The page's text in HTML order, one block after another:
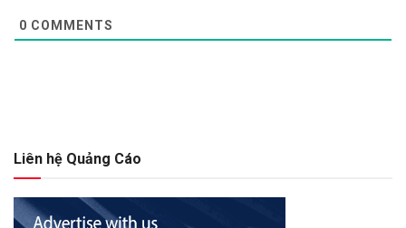
0 COMMENTS
Liên hệ Quảng Cáo